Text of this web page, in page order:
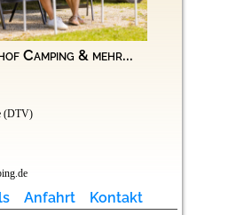
Camping & mehr...
(DTV)
Anfahrt Kontakt